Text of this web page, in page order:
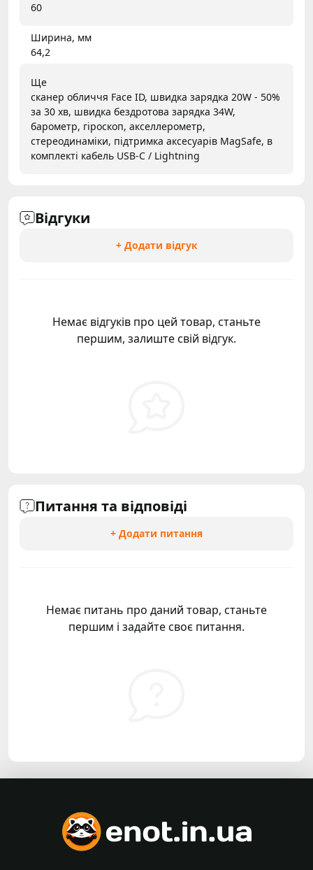
60
Ширина, мм
64,2
Ще
сканер обличчя Face ID, швидка зарядка 20W - 50%
за 30 хв, швидка бездротова зарядка 34W,
барометр, гіроскоп, акселлерометр,
стереодинаміки, підтримка аксесуарів MagSafe, в
комплекті кабель USB-C / Lightning
Відгуки
+ Додати відгук
Немає відгуків про цей товар, станьте
першим, залиште свій відгук.
Питання та відповіді
+ Додати питання
Немає питань про даний товар, станьте
першим і задайте своє питання.